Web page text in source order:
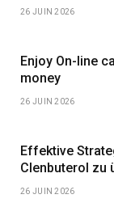
26 JUIN 2026
Enjoy On-line
money
26 JUIN 2026
Effektive
Clenbuterol zu
26 JUIN 2026